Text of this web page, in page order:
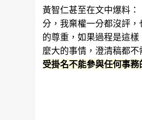
黃智仁甚至在文中爆料
分，我棄權一分都沒評
的尊重，如果過程是這
麼大的事情，澄清稿都
受掛名不能參與任何事務